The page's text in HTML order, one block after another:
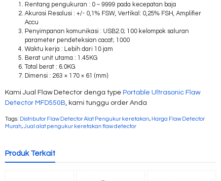
Rentang pengukuran : 0 ~ 9999 pada kecepatan baja
Akurasi Resolusi : +/- 0,1% FSW, Vertikal: 0,25% FSH, Amplifier
Accu
Penyimpanan komunikasi : USB2.0; 100 kelompok saluran
parameter pendeteksian cacat; 1000
Waktu kerja : Lebih dari 10 jam
Berat unit utama : 1.45KG
Total berat : 6.0KG
Dimensi : 263 × 170 × 61 (mm)
Kami Jual Flaw Detector denga type Portable Ultrasonic Flaw
Detector MFD550B , kami tunggu order Anda
Tags: Distributor Flaw Detector Alat Pengukur keretakan, Harga Flaw Detector
Murah,Jual alat pengukur keretakan flaw detector
Produk Terkait